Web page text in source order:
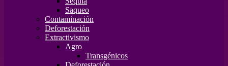
Saqueo
Contaminación
Deforestación
Extractivismo
Agro
Transgénicos